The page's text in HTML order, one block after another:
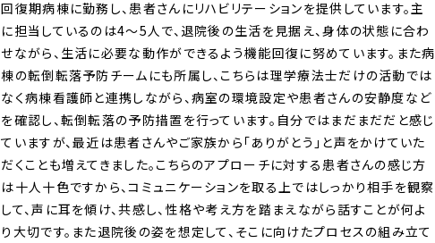
回復期病棟に勤務し、患者さんにリハビリテーションを提供しています。主
に担当しているのは4〜5人で、退院後の生活を見据え、身体の状態に合わ
せながら、生活に必要な動作ができるよう機能回復に努めています。また病
棟の転倒転落予防チームにも所属し、こちらは理学療法士だけの活動では
なく病棟看護師と連携しながら、病室の環境設定や患者さんの安静度など
を確認し、転倒転落の予防措置を行っています。自分ではまだまだだと感じ
ていますが、最近は患者さんやご家族から「ありがとう」と声をかけていた
だくことも増えてきました。こちらのアプローチに対する患者さんの感じ方
は十人十色ですから、コミュニケーションを取る上ではしっかり相手を観察
して、声に耳を傾け、共感し、性格や考え方を踏まえながら話すことが何よ
り大切です。また退院後の姿を想定して、そこに向けたプロセスの組み立て